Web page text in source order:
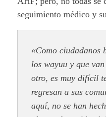
seguimiento médico y
«Como ciudadanos
los wayuu y que
otro, es muy difícil
regresan a sus
aquí, no se han